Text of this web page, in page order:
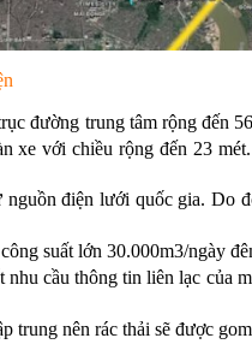
đường trung tâm rộng đến
xe với chiều rộng đến 23
điện lưới quốc gia. Do
suất lớn 30.000m3/ngày
cầu thông tin liên lạc của
đủ, hiện
trung nên rác thải sẽ được